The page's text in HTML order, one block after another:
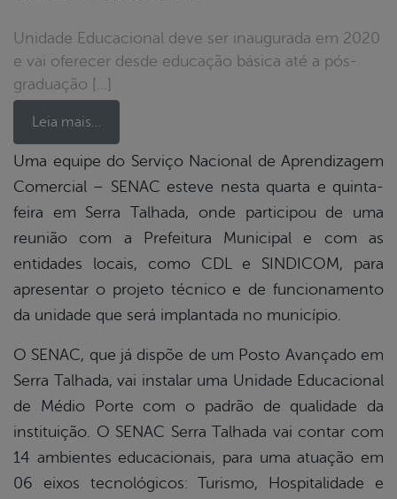
Unidade Educacional deve ser inaugurada em 2020
e vai oferecer desde educação básica até a pós-
graduação […]
Leia mais…
Uma equipe do Serviço Nacional de Aprendizagem
Comercial – SENAC esteve nesta quarta e quinta-
feira em Serra Talhada, onde participou de uma
reunião com a Prefeitura Municipal e com as
entidades locais, como CDL e SINDICOM, para
apresentar o projeto técnico e de funcionamento
da unidade que será implantada no município.
O SENAC, que já dispõe de um Posto Avançado em
Serra Talhada, vai instalar uma Unidade Educacional
de Médio Porte com o padrão de qualidade da
instituição. O SENAC Serra Talhada vai contar com
14 ambientes educacionais, para uma atuação em
06 eixos tecnológicos: Turismo, Hospitalidade e